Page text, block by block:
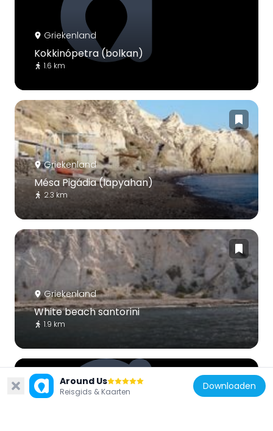
Griekenland
Kokkinópetra (bolkan)
1.6 km
Griekenland
Mésa Pigádia (lapyahan)
2.3 km
Griekenland
White beach santorini
1.9 km
Around Us
Reisgids & Kaarten Downloaden